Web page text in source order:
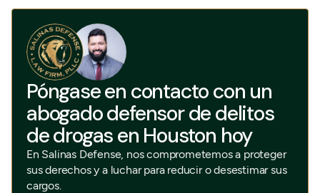
Póngase en contacto con un
abogado defensor de delitos
de drogas en Houston hoy
En Salinas Defense, nos comprometemos a proteger
sus derechos y a luchar para reducir o desestimar sus
cargos.